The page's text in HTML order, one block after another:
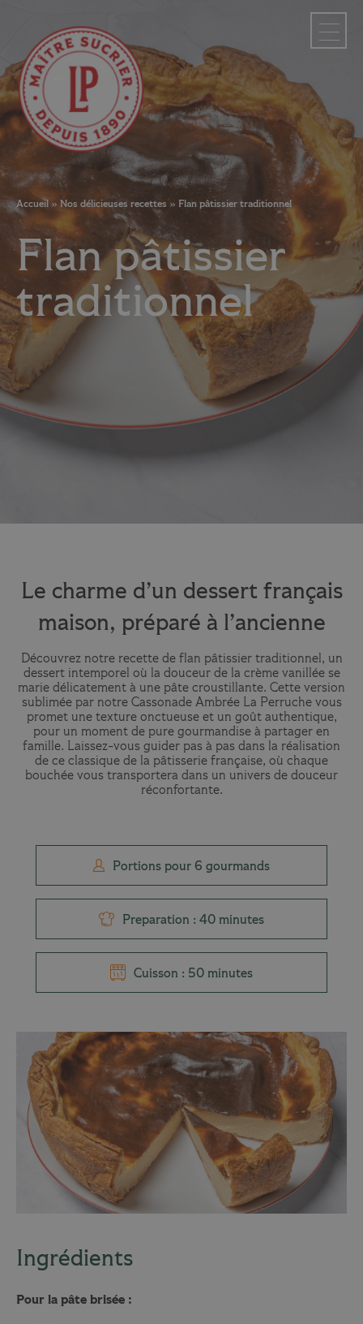
Accueil » Nos délicieuses recettes » Flan pâtissier traditionnel
Flan pâtissier
traditionnel
Le charme d’un dessert français
maison, préparé à l’ancienne
Découvrez notre recette de flan pâtissier traditionnel, un
dessert intemporel où la douceur de la crème vanillée se
marie délicatement à une pâte croustillante. Cette version
sublimée par notre Cassonade Ambrée La Perruche vous
promet une texture onctueuse et un goût authentique,
pour un moment de pure gourmandise à partager en
famille. Laissez-vous guider pas à pas dans la réalisation
de ce classique de la pâtisserie française, où chaque
bouchée vous transportera dans un univers de douceur
réconfortante.
Portions pour 6 gourmands
Preparation : 40 minutes
Cuisson : 50 minutes
Ingrédients
Pour la pâte brisée :